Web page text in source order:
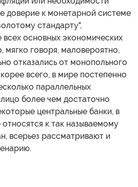
доверие к монетарной системе
стандарту",
всех основных экономических
мягко говоря, маловероятно,
отказались от монопольного
всего, в мире постепенно
параллельных
более чем достаточно
центральные банки, в
к так называемому
всерьез рассматривают и